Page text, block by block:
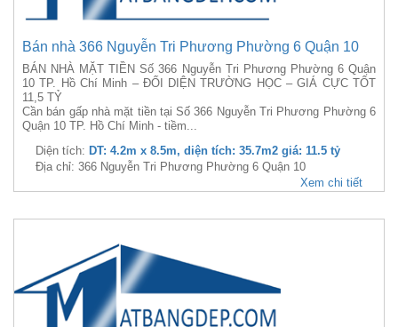
Bán nhà 366 Nguyễn Tri Phương Phường 6 Quận 10
BÁN NHÀ MẶT TIỀN Số 366 Nguyễn Tri Phương Phường 6 Quận
10 TP. Hồ Chí Minh – ĐỐI DIỆN TRƯỜNG HỌC – GIÁ CỰC TỐT
11,5 TỶ
Cần bán gấp nhà mặt tiền tại Số 366 Nguyễn Tri Phương Phường 6
Quận 10 TP. Hồ Chí Minh - tiềm...
Diện tích: DT: 4.2m x 8.5m, diện tích: 35.7m2 giá: 11.5 tỷ
Địa chỉ: 366 Nguyễn Tri Phương Phường 6 Quận 10
Xem chi tiết